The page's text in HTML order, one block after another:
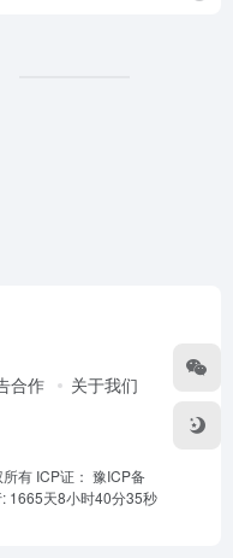
合作 关于我们
有 ICP证： 豫ICP备
1665天8小时40分35秒